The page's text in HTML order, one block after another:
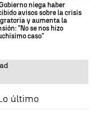
niega haber
avisos sobre la crisis
y aumenta la
"No se nos hizo
caso"
último